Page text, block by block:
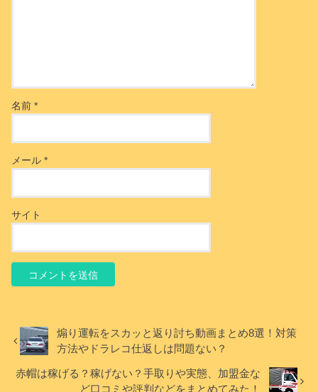
名前*
メール*
サイト
煽り運転をスカッと返り討ち動画まとめ8選！対策
方法やドラレコ仕返しは問題ない？
赤帽は稼げる？稼げない？手取りや実態、加盟金な
ど口コミや評判などをまとめてみた！